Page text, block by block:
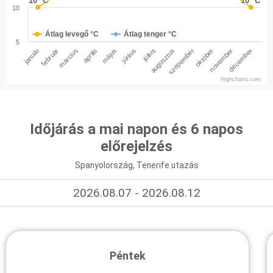
Átlag levegő °C Átlag tenger °C
januárfebruármárcius április május június júliusaugusztusszepemberoktóbernovemberdecember
5
10
Highcharts.com
Időjárás a mai napon és 6 napos
előrejelzés
Spanyolország, Tenerife utazás
2026.08.07 - 2026.08.12
Péntek